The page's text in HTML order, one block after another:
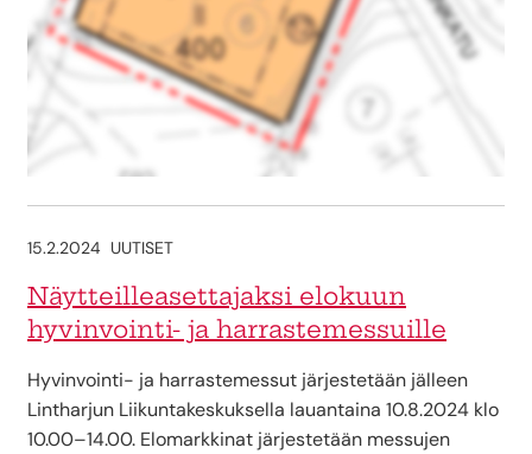
15.2.2024 UUTISET
Näytteilleasettajaksi elokuun
hyvinvointi- ja harrastemessuille
Hyvinvointi- ja harrastemessut järjestetään jälleen
Lintharjun Liikuntakeskuksella lauantaina 10.8.2024 klo
10.00–14.00. Elomarkkinat järjestetään messujen